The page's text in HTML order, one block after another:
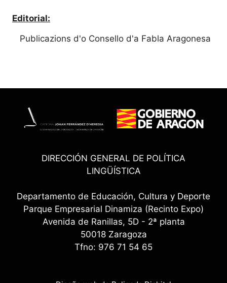
Editorial:
Publicazions d'o Consello d'a Fabla Aragonesa
DIRECCIÓN GENERAL DE POLÍTICA
LINGÜÍSTICA
Departamento de Educación, Cultura y Deporte
Parque Empresarial Dinamiza (Recinto Expo)
Avenida de Ranillas, 5D - 2ª planta
50018 Zaragoza
Tfno: 976 71 54 65